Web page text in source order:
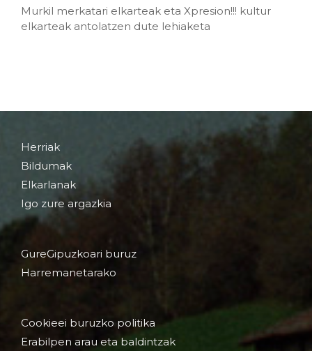
Murkil merkatari elkarteak eta Xpresion!!! kultur
elkarteak antolatzen dute lehiaketa
Herriak
Bildumak
Elkarlanak
Igo zure argazkia
GureGipuzkoari buruz
Harremanetarako
Cookieei buruzko politika
Erabilpen arau eta baldintzak